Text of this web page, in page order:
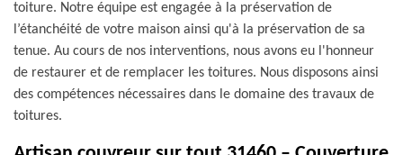
toiture. Notre équipe est engagée à la préservation de
l’étanchéité de votre maison ainsi qu'à la préservation de sa
tenue. Au cours de nos interventions, nous avons eu l'honneur
de restaurer et de remplacer les toitures. Nous disposons ainsi
des compétences nécessaires dans le domaine des travaux de
toitures.